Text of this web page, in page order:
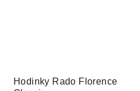
Hodinky Rado Florence